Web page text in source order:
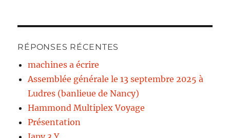
RÉPONSES RÉCENTES
machines a écrire
Assemblée générale le 13 septembre 2025 à
Ludres (banlieue de Nancy)
Hammond Multiplex Voyage
Présentation